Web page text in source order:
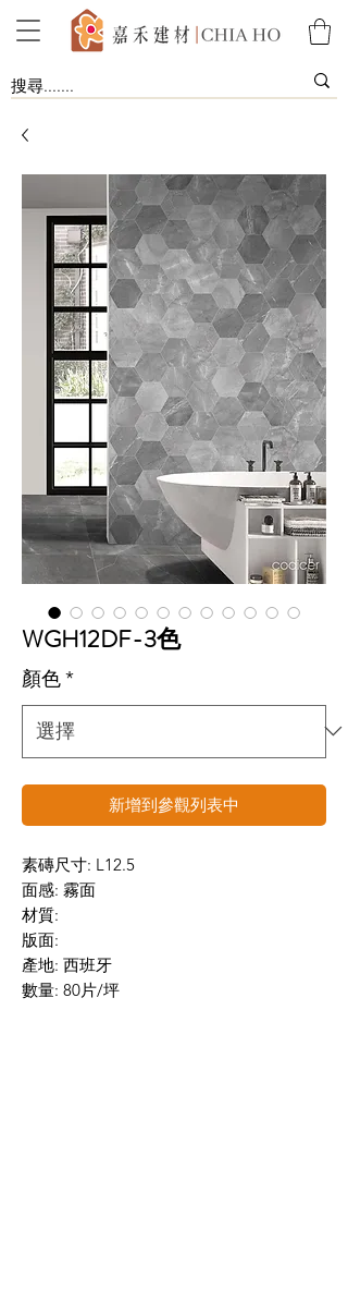
WGH12DF-3色
顏色*
新增到參觀列表中
素磚尺寸: L12.5
面感: 霧面
材質:
版面:
產地: 西班牙
數量: 80片/坪